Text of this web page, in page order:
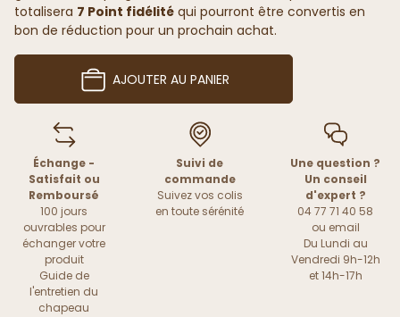
totalisera 7 Point fidélité qui pourront être convertis en
bon de réduction pour un prochain achat.
AJOUTER AU PANIER
Échange -
Satisfait ou
Remboursé
100 jours
ouvrables pour
échanger votre
produit
Guide de
l'entretien du
chapeau
Suivi de
commande
Suivez vos colis
en toute sérénité
Une question ?
Un conseil
d'expert ?
04 77 71 40 58
ou email
Du Lundi au
Vendredi 9h-12h
et 14h-17h